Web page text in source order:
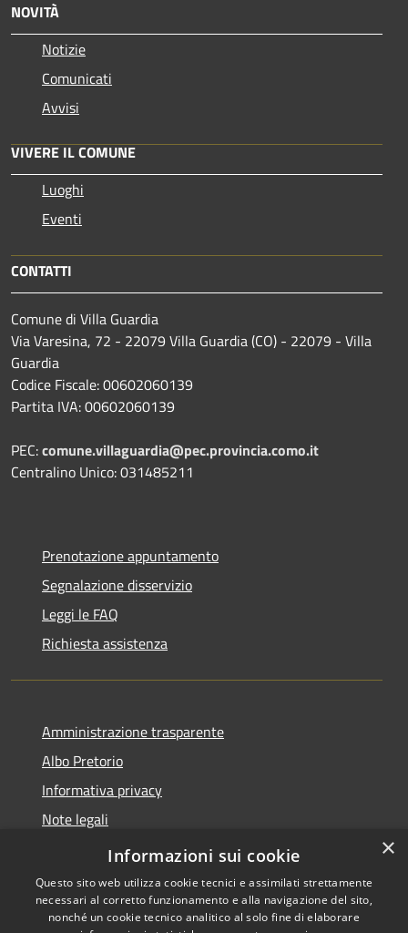
NOVITÀ
Notizie
Comunicati
Avvisi
VIVERE IL COMUNE
Luoghi
Eventi
CONTATTI
Comune di Villa Guardia
Via Varesina, 72 - 22079 Villa Guardia (CO) - 22079 - Villa
Guardia
Codice Fiscale: 00602060139
Partita IVA: 00602060139
PEC:comune.villaguardia@pec.provincia.como.it
Centralino Unico: 031485211
Prenotazione appuntamento
Segnalazione disservizio
Leggi le FAQ
Richiesta assistenza
Amministrazione trasparente
Albo Pretorio
Informativa privacy
Note legali
Dichiarazione di accessibilità
×
Informazioni sui cookie
Questo sito web utilizza cookie tecnici e assimilati strettamente
necessari al corretto funzionamento e alla navigazione del sito,
nonché un cookie tecnico analitico al solo fine di elaborare